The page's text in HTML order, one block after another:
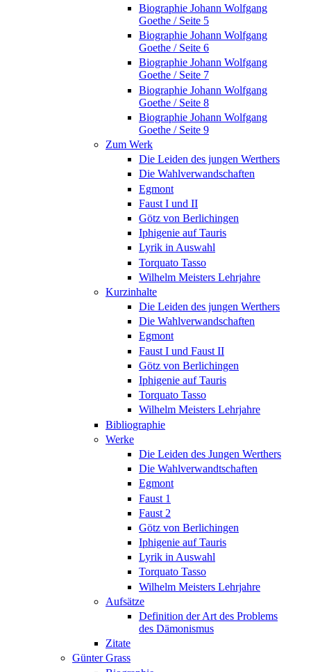
Biographie Johann Wolfgang
Goethe / Seite 5
Biographie Johann Wolfgang
Goethe / Seite 6
Biographie Johann Wolfgang
Goethe / Seite 7
Biographie Johann Wolfgang
Goethe / Seite 8
Biographie Johann Wolfgang
Goethe / Seite 9
Zum Werk
Die Leiden des jungen Werthers
Die Wahlverwandschaften
Egmont
Faust I und II
Götz von Berlichingen
Iphigenie auf Tauris
Lyrik in Auswahl
Torquato Tasso
Wilhelm Meisters Lehrjahre
Kurzinhalte
Die Leiden des jungen Werthers
Die Wahlverwandschaften
Egmont
Faust I und Faust II
Götz von Berlichingen
Iphigenie auf Tauris
Torquato Tasso
Wilhelm Meisters Lehrjahre
Bibliographie
Werke
Die Leiden des Jungen Werthers
Die Wahlverwandtschaften
Egmont
Faust 1
Faust 2
Götz von Berlichingen
Iphigenie auf Tauris
Lyrik in Auswahl
Torquato Tasso
Wilhelm Meisters Lehrjahre
Aufsätze
Definition der Art des Problems
des Dämonismus
Zitate
Günter Grass